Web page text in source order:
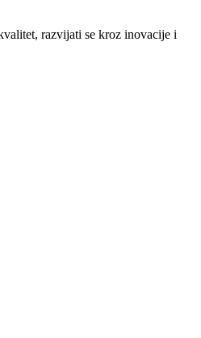
razvijati se kroz inovacije i